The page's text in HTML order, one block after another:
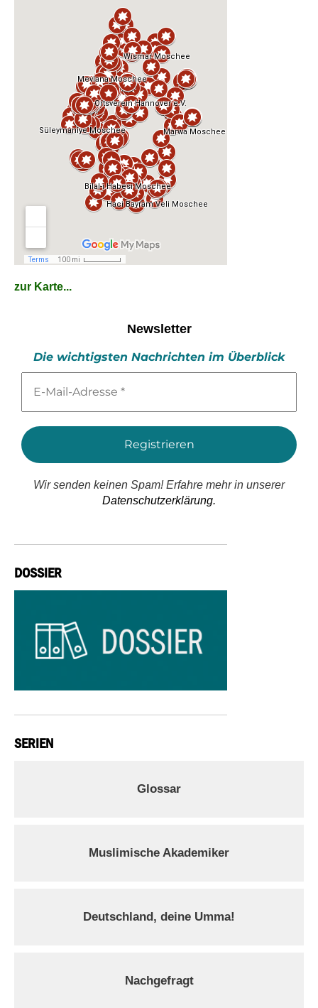
zur Karte...
Newsletter
Die wichtigsten Nachrichten im Überblick
Mail-
*
Wir senden keinen Spam! Erfahre mehr in unserer
Datenschutzerklärung.
DOSSIER
SERIEN
Glossar
Muslimische Akademiker
Deutschland, deine Umma!
Nachgefragt